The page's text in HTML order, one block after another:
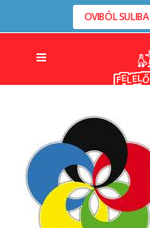
OVIBÓL SULIBA